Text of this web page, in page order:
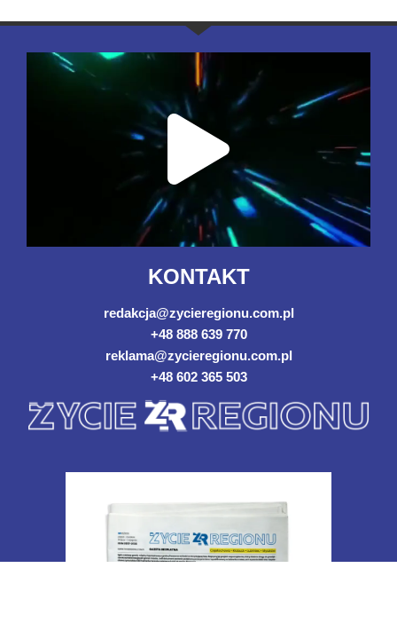
KONTAKT
redakcja@zycieregionu.com.pl
+48 888 639 770
reklama@zycieregionu.com.pl
+48 602 365 503